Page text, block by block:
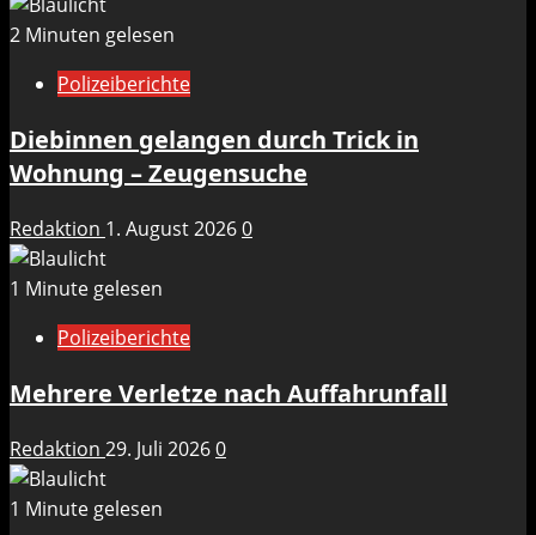
2 Minuten gelesen
Polizeiberichte
Diebinnen gelangen durch Trick in
Wohnung – Zeugensuche
Redaktion 1. August 20260
1 Minute gelesen
Polizeiberichte
Mehrere Verletze nach Auffahrunfall
Redaktion 29. Juli 20260
1 Minute gelesen